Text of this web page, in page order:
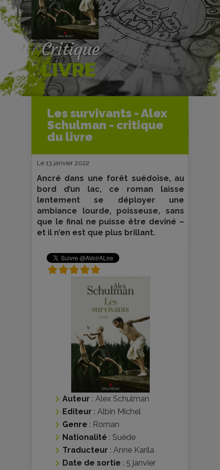
Critique
LIVRE
Les survivants - Alex
Schulman - critique
du livre
Livres Critiques livres
Les survivants - Alex Schulman -
critique du livre
Le 13 janvier 2022
Ancré dans une forêt suédoise, au
bord d’un lac, ce roman laisse
lentement se déployer une
ambiance lourde, poisseuse, sans
que le final ne puisse être deviné –
et il n’en est que plus brillant.
Auteur : Alex Schulman
Editeur : Albin Michel
Genre : Roman
Nationalité : Suède
Traducteur : Anne Karila
Date de sortie : 5 janvier